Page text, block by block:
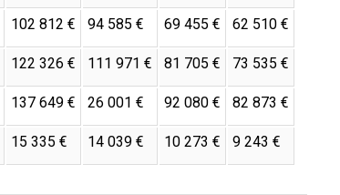
102 812 € 94 585 € 69 455 € 62 510 €
122 326 € 111 971 € 81 705 € 73 535 €
137 649 € 26 001 € 92 080 € 82 873 €
15 335 € 14 039 € 10 273 €
9 243 €